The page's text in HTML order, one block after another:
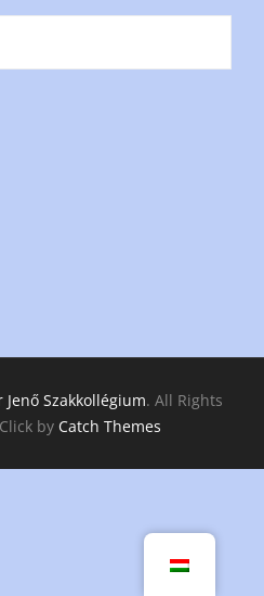
Jenő Szakkollégium. All Rights
by Catch Themes